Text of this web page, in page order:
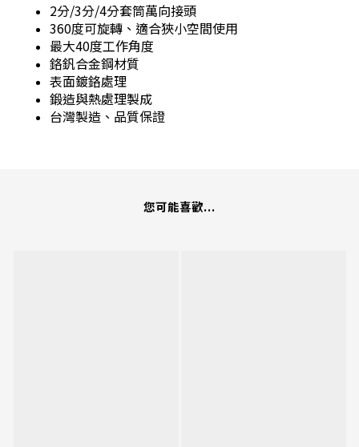
2分/3分/4分套筒萬向接頭
360度可旋轉、適合狹小空間使用
最大40度工作角度
鉻釩合金鋼材質
表面鍍鉻處理
鍛造與熱處理製成
台灣製造、品質保證
您可能喜歡...